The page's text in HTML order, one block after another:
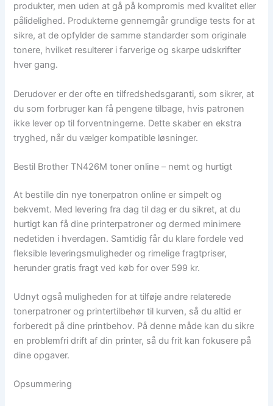
produkter, men uden at gå på kompromis med kvalitet eller
pålidelighed. Produkterne gennemgår grundige tests for at
sikre, at de opfylder de samme standarder som originale
tonere, hvilket resulterer i farverige og skarpe udskrifter
hver gang.
Derudover er der ofte en tilfredshedsgaranti, som sikrer, at
du som forbruger kan få pengene tilbage, hvis patronen
ikke lever op til forventningerne. Dette skaber en ekstra
tryghed, når du vælger kompatible løsninger.
Bestil Brother TN426M toner online – nemt og hurtigt
At bestille din nye tonerpatron online er simpelt og
bekvemt. Med levering fra dag til dag er du sikret, at du
hurtigt kan få dine printerpatroner og dermed minimere
nedetiden i hverdagen. Samtidig får du klare fordele ved
fleksible leveringsmuligheder og rimelige fragtpriser,
herunder gratis fragt ved køb for over 599 kr.
Udnyt også muligheden for at tilføje andre relaterede
tonerpatroner og printertilbehør til kurven, så du altid er
forberedt på dine printbehov. På denne måde kan du sikre
en problemfri drift af din printer, så du frit kan fokusere på
dine opgaver.
Opsummering